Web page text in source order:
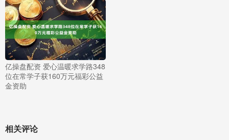
亿操盘配资 爱心温暖求学路348
位在常学子获160万元福彩公益
金资助
相关评论